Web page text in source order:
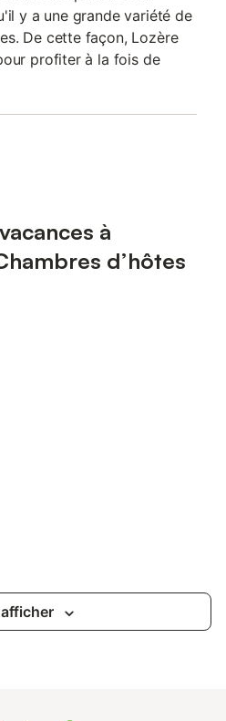
y a une grande variété de
De cette façon, Lozère
profiter à la fois de
à
d’hôtes